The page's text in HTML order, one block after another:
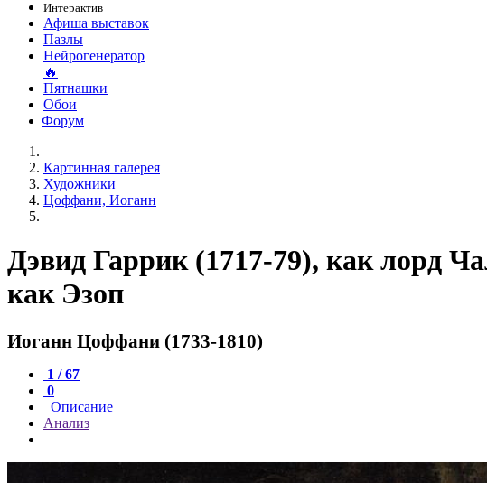
Интерактив
Афиша выставок
Пазлы
Нейрогенератор
🔥
Пятнашки
Обои
Форум
Картинная галерея
Художники
Цоффани, Иоганн
Дэвид Гаррик (1717-79), как лорд
как Эзоп
Иоганн Цоффани (1733-1810)
1 / 67
0
Описание
Анализ